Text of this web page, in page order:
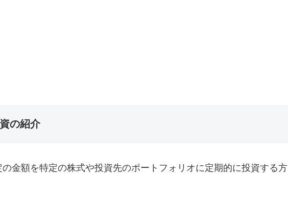
の紹介
の金額を特定の株式や投資先のポートフォリオに定期的に投資する方